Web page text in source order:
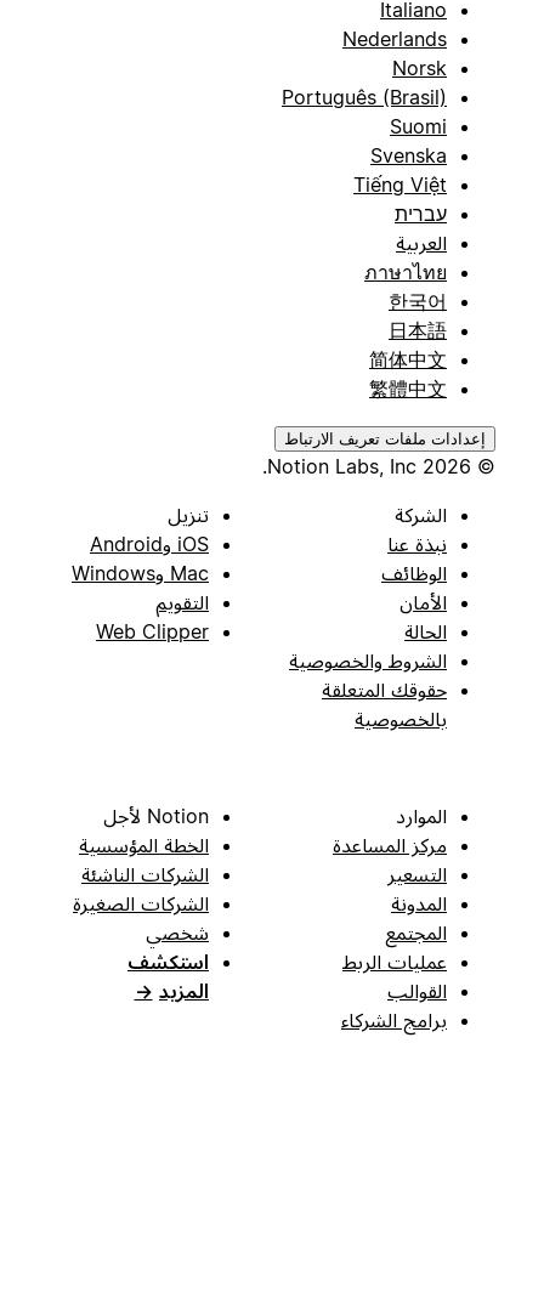
Italiano
Nederlands
Norsk
Português (Brasil)
Suomi
Svenska
Tiếng Việt
עברית
العربية
ภาษาไทย
한국어
日本語
简体中文
繁體中文
إعدادات ملفات تعريف الارتباط
الشركة
نبذة عنا
الوظائف
الأمان
الحالة
الشروط والخصوصية
حقوقك المتعلقة
بالخصوصية
تنزيل
iOS وAndroid
Mac وWindows
التقويم
Web Clipper
الموارد
مركز المساعدة
التسعير
المدونة
المجتمع
عمليات الربط
القوالب
برامج الشركاء
Notion لأجل
الخطة المؤسسية
الشركات الناشئة
الشركات الصغيرة
شخصي
استكشف
المزيد →